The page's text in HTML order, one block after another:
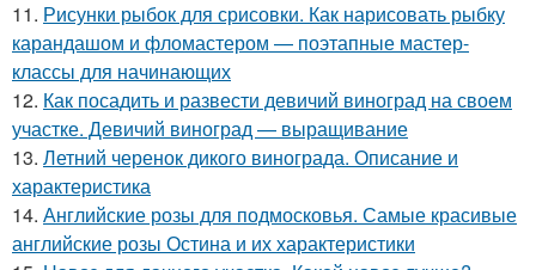
11. Рисунки рыбок для срисовки. Как нарисовать рыбку
карандашом и фломастером — поэтапные мастер-
классы для начинающих
12. Как посадить и развести девичий виноград на своем
участке. Девичий виноград — выращивание
13. Летний черенок дикого винограда. Описание и
характеристика
14. Английские розы для подмосковья. Самые красивые
английские розы Остина и их характеристики